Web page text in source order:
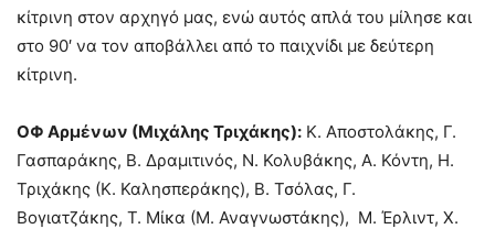
κίτρινη στον αρχηγό μας, ενώ αυτός απλά του μίλησε και
στο 90′ να τον αποβάλλει από το παιχνίδι με δεύτερη
κίτρινη.
ΟΦ Αρμένων (Μιχάλης Τριχάκης): Κ. Αποστολάκης, Γ.
Γασπαράκης, Β. Δραμιτινός, Ν. Κολυβάκης, Α. Κόντη, Η.
Τριχάκης (Κ. Καλησπεράκης), Β. Τσόλας, Γ.
Βογιατζάκης, Τ. Μίκα (Μ. Αναγνωστάκης), Μ. Έρλιντ, Χ.